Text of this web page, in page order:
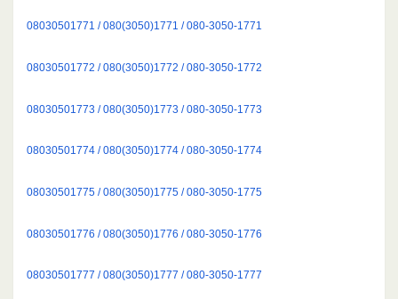
08030501771 / 080(3050)1771 / 080-3050-1771
08030501772 / 080(3050)1772 / 080-3050-1772
08030501773 / 080(3050)1773 / 080-3050-1773
08030501774 / 080(3050)1774 / 080-3050-1774
08030501775 / 080(3050)1775 / 080-3050-1775
08030501776 / 080(3050)1776 / 080-3050-1776
08030501777 / 080(3050)1777 / 080-3050-1777